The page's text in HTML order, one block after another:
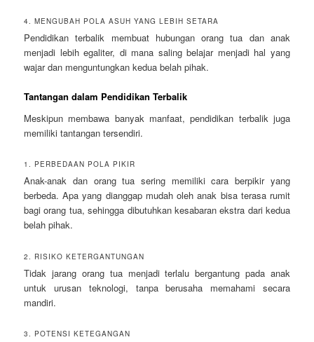
4. MENGUBAH POLA ASUH YANG LEBIH SETARA
Pendidikan terbalik membuat hubungan orang tua dan anak
menjadi lebih egaliter, di mana saling belajar menjadi hal yang
wajar dan menguntungkan kedua belah pihak.
Tantangan dalam Pendidikan Terbalik
Meskipun membawa banyak manfaat, pendidikan terbalik juga
memiliki tantangan tersendiri.
1. PERBEDAAN POLA PIKIR
Anak-anak dan orang tua sering memiliki cara berpikir yang
berbeda. Apa yang dianggap mudah oleh anak bisa terasa rumit
bagi orang tua, sehingga dibutuhkan kesabaran ekstra dari kedua
belah pihak.
2. RISIKO KETERGANTUNGAN
Tidak jarang orang tua menjadi terlalu bergantung pada anak
untuk urusan teknologi, tanpa berusaha memahami secara
mandiri.
3. POTENSI KETEGANGAN